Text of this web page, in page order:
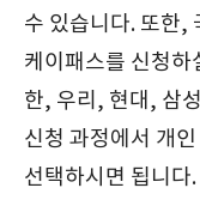
수 있습니다. 또한,
케이패스를 신청하
한, 우리, 현대, 삼
신청 과정에서 개
선택하시면 됩니다.